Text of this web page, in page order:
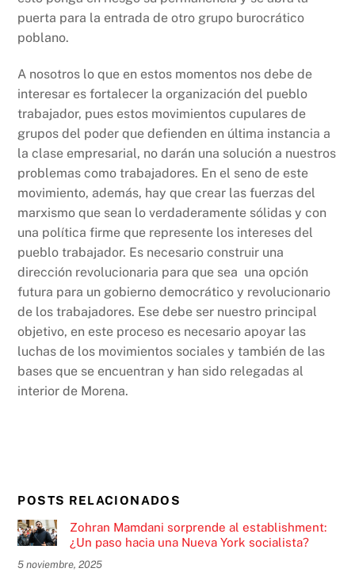
puerta para la entrada de otro grupo burocrático
poblano.
A nosotros lo que en estos momentos nos debe de
interesar es fortalecer la organización del pueblo
trabajador, pues estos movimientos cupulares de
grupos del poder que defienden en última instancia a
la clase empresarial, no darán una solución a nuestros
problemas como trabajadores. En el seno de este
movimiento, además, hay que crear las fuerzas del
marxismo que sean lo verdaderamente sólidas y con
una política firme que represente los intereses del
pueblo trabajador. Es necesario construir una
dirección revolucionaria para que sea una opción
futura para un gobierno democrático y revolucionario
de los trabajadores. Ese debe ser nuestro principal
objetivo, en este proceso es necesario apoyar las
luchas de los movimientos sociales y también de las
bases que se encuentran y han sido relegadas al
interior de Morena.
POSTS RELACIONADOS
Zohran Mamdani sorprende al establishment:
¿Un paso hacia una Nueva York socialista?
5 noviembre, 2025